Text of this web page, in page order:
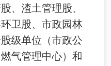
、渣土管理股、
卫股、市政园林
级单位（市政公
气管理中心）和